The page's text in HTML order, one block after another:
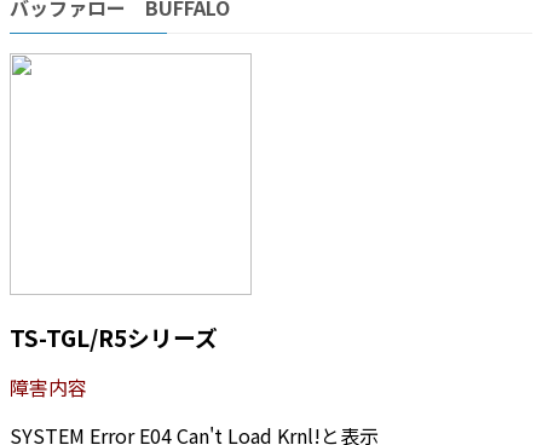
バッファロー BUFFALO
TS-TGL/R5シリーズ
障害内容
SYSTEM Error E04 Can't Load Krnl!と表示